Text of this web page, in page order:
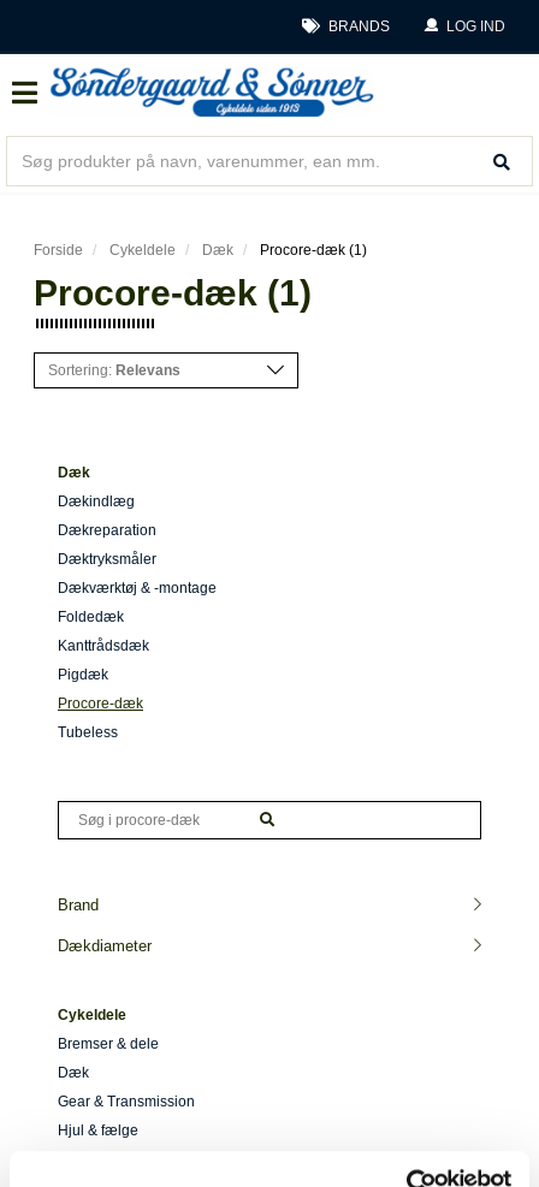
BRANDS LOG IND
Forside Cykeldele Dæk Procore-dæk (1)
Procore-dæk (1)
Sortering: Relevans
Dæk
Dækindlæg
Dækreparation
Dæktryksmåler
Dækværktøj & -montage
Foldedæk
Kanttrådsdæk
Pigdæk
Procore-dæk
Tubeless
Brand
Dækdiameter
Cykeldele
Bremser & dele
Dæk
Gear & Transmission
Hjul & fælge